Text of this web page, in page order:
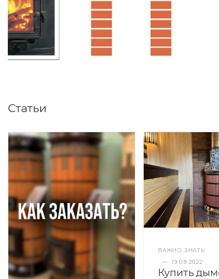
Статьи
ВАЖНО ЗНАТЬ
— 19.08.2022
Купить